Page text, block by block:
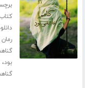
بود،